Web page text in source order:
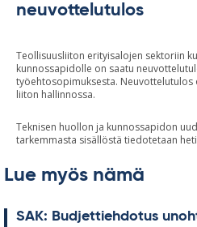
neuvottelutulos
Teollisuusliiton erityisalojen sektoriin
kunnossapidolle on saatu
työehtosopimuksesta. Neuvottelutulos
liiton hallinnossa.
Teknisen huollon ja kunnossapidon
tarkemmasta sisällöstä tiedotetaan
Lue myös nämä
SAK: Bud­jet­tieh­do­tus